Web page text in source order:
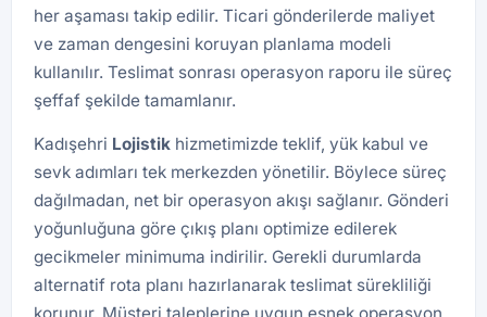
her aşaması takip edilir. Ticari gönderilerde maliyet
ve zaman dengesini koruyan planlama modeli
kullanılır. Teslimat sonrası operasyon raporu ile süreç
şeffaf şekilde tamamlanır.
Kadışehri Lojistik hizmetimizde teklif, yük kabul ve
sevk adımları tek merkezden yönetilir. Böylece süreç
dağılmadan, net bir operasyon akışı sağlanır. Gönderi
yoğunluğuna göre çıkış planı optimize edilerek
gecikmeler minimuma indirilir. Gerekli durumlarda
alternatif rota planı hazırlanarak teslimat sürekliliği